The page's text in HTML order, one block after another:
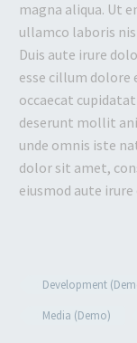
magna aliqua. Ut
ullamco laboris
Duis aute irure
esse cillum dolore
occaecat
deserunt mollit
unde omnis iste
dolor sit amet,
eiusmod aute
Development
Media (Demo)